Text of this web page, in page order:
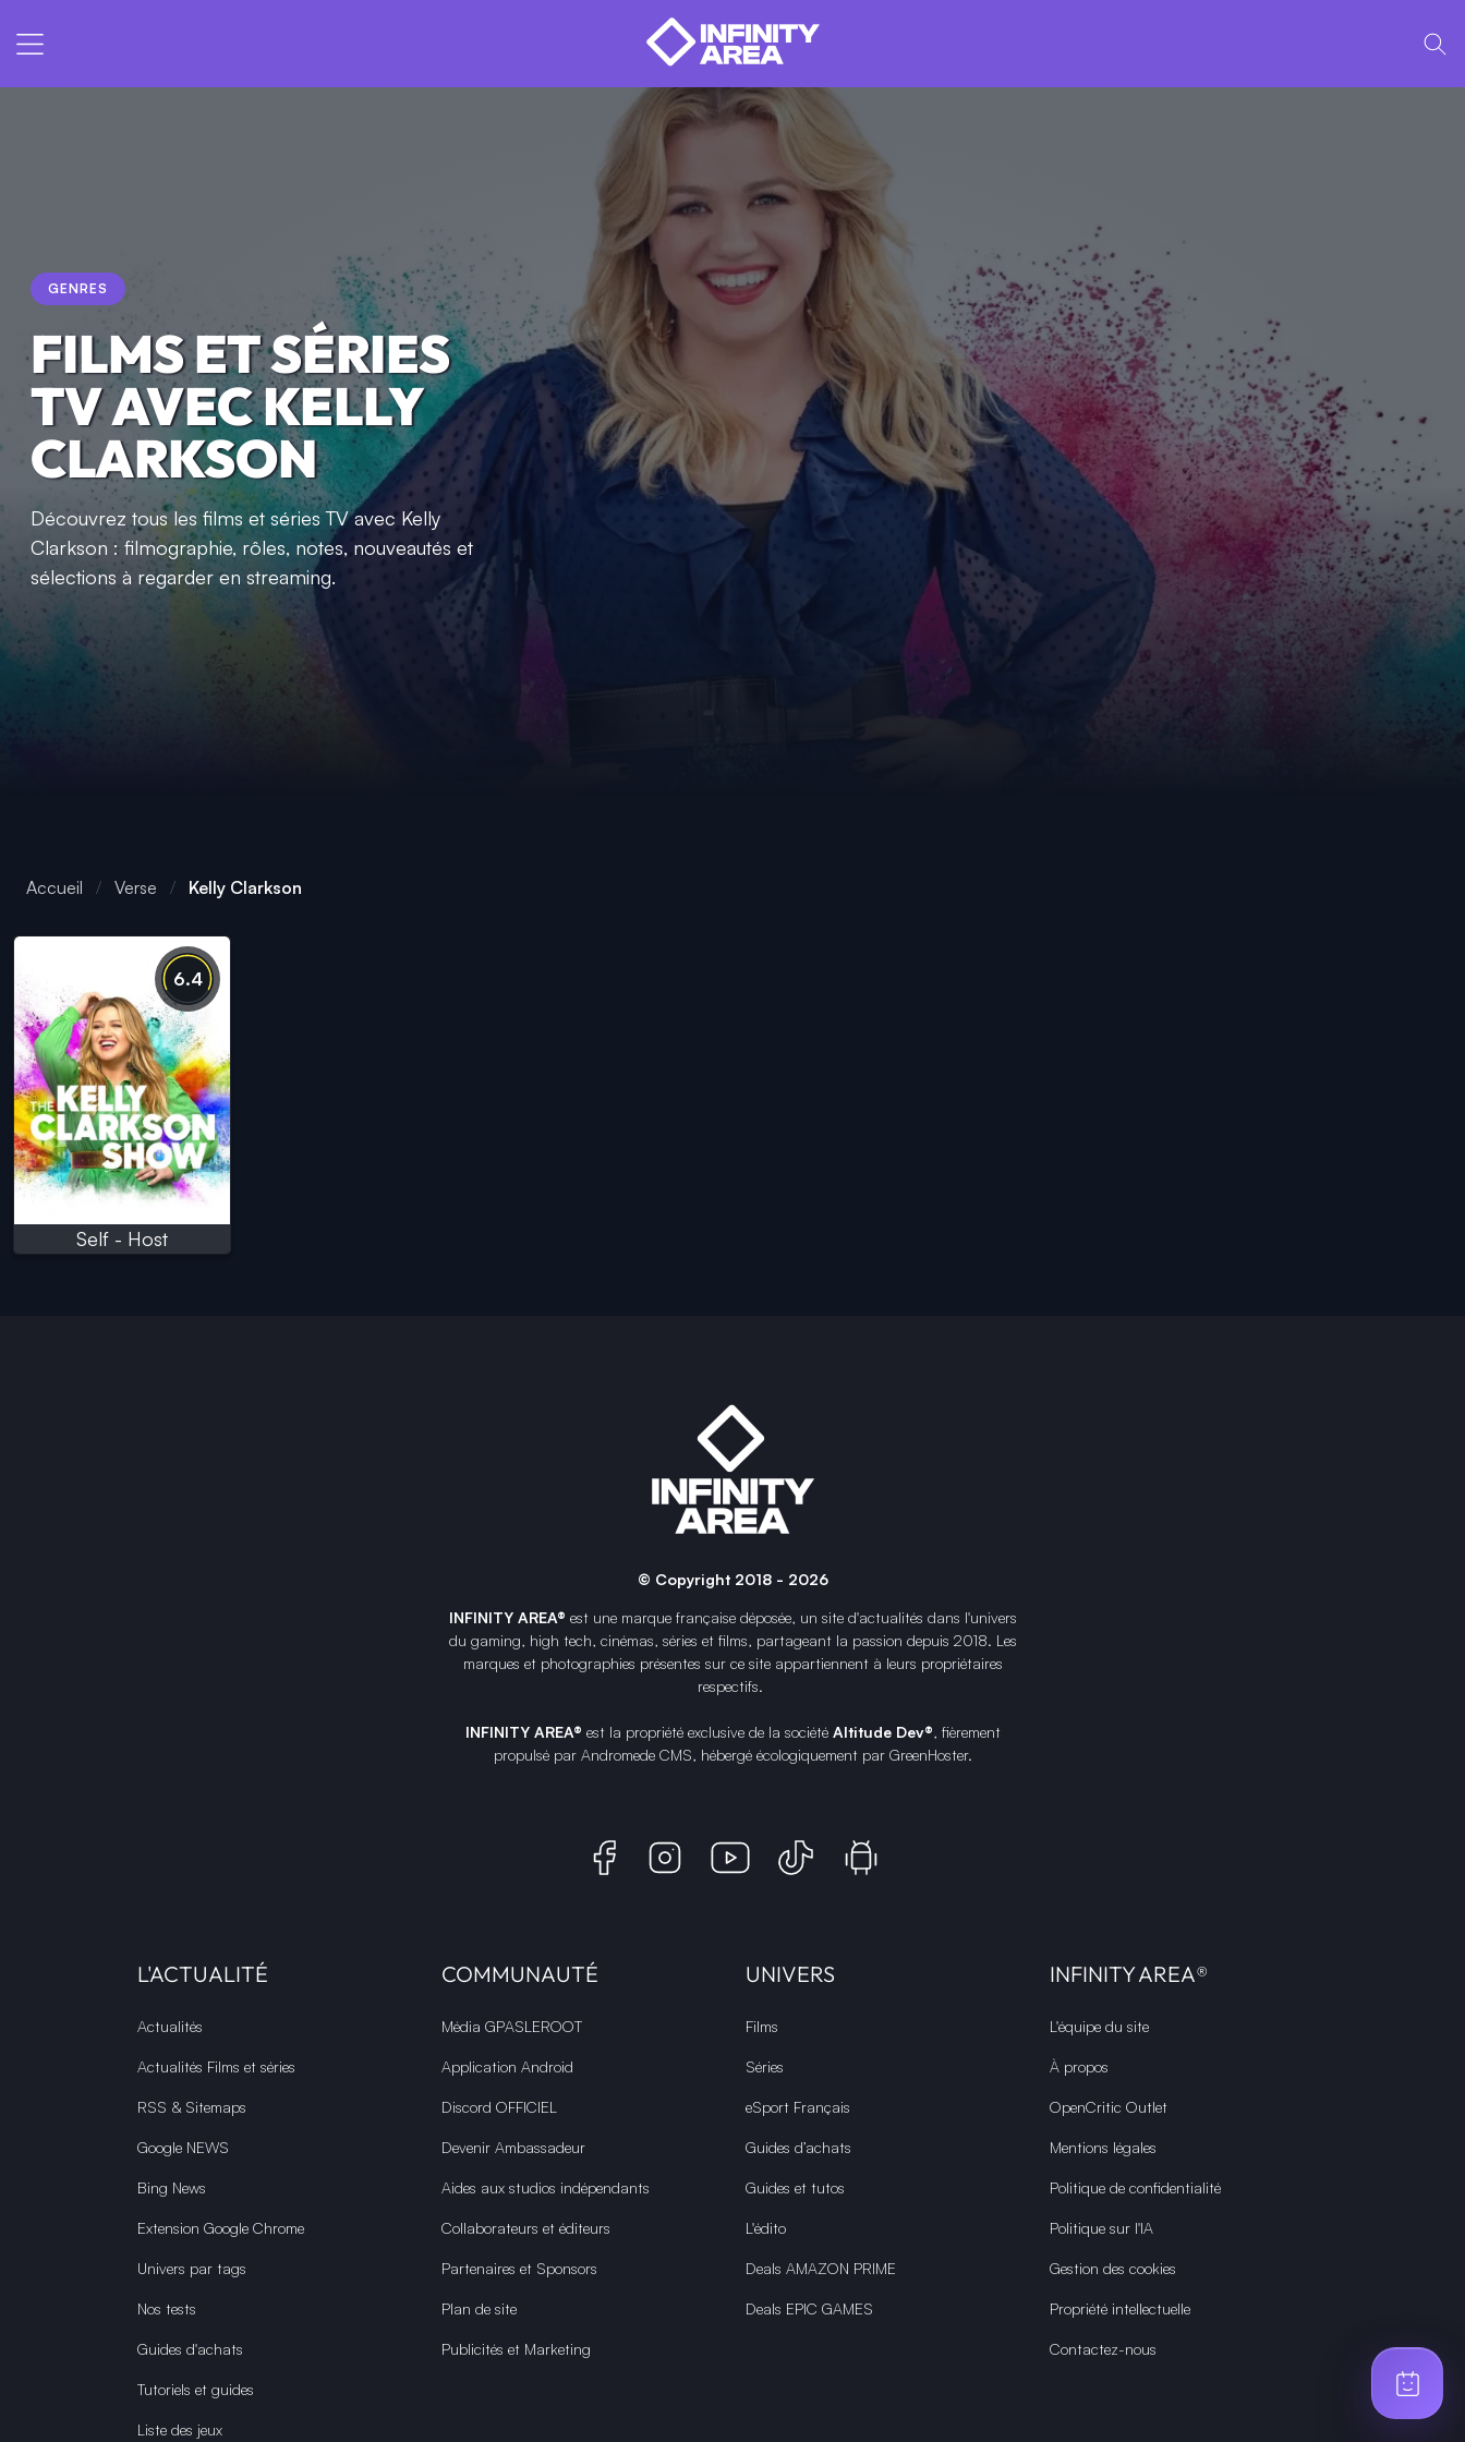
GENRES
FILMS ET SÉRIES
TV AVEC KELLY
CLARKSON
Découvrez tous les films et séries TV avec Kelly
Clarkson : filmographie, rôles, notes, nouveautés et
sélections à regarder en streaming.
Accueil Verse Kelly Clarkson
6.4
Self - Host
© Copyright 2018 - 2026
INFINITY AREA® est une marque françaisedéposée, un site d'actualités dans l'univers
du gaming, high tech, cinémas, séries et films, partageant la passion depuis 2018. Les
marques et photographies présentes sur ce site appartiennent à leurs propriétaires
respectifs.
INFINITY AREA® est la propriété exclusive de la société Altitude Dev®, fièrement
propulsé par Andromede CMS, hébergé écologiquement par GreenHoster.
L'ACTUALITÉ
Actualités
Actualités Films et séries
RSS & Sitemaps
Google NEWS
Bing News
Extension Google Chrome
Univers par tags
Nos tests
Guides d'achats
Tutoriels et guides
Liste des jeux
COMMUNAUTÉ
Média GPASLEROOT
Application Android
Discord OFFICIEL
Devenir Ambassadeur
Aides aux studios indépendants
Collaborateurs et éditeurs
Partenaires et Sponsors
Plan de site
Publicités et Marketing
UNIVERS
Films
Séries
eSport Français
Guides d’achats
Guides et tutos
L'édito
Deals AMAZON PRIME
Deals EPIC GAMES
INFINITY AREA®
L'équipe du site
À propos
OpenCritic Outlet
Mentions légales
Politique de confidentialité
Politique sur l'IA
Gestion des cookies
Propriété intellectuelle
Contactez-nous